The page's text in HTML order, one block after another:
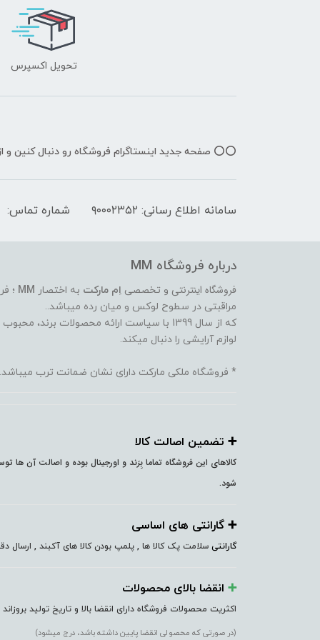
تحویل اکسپرس
⭕️⭕️ صفحه جدید اینستاگرام فروشگاه رو دنبال کنین
سامانه اطلاع رسانی: ۹۰۰۰۲۳۵۲ شماره تماس:
درباره فروشگاه MM
فروشگاه اینترنتی و تخصصی اِم مارکت به اختصار MM ؛
مراقبتی در سطوح لوکس و میان رده میباشد..
که از سال 1399 با سیاست ارائه محصولات
لوازم آرایشی را دنبال میکند.
* فروشگاه ملکی مارکت دارای نشان ضمانت ترب میباشد.
➕️ تضمین اصالت کالا
کالاهای این فروشگاه تماما بِرَند و اورجینال بوده و اصالت آن ها
شود.
➕️ گارانتی های اساسی
گارانتی سلامت پک کالا ها , پلمپ بودن کالا های آکبند ,
➕️ انقضا بالای محصولات
اکثریت محصولات فروشگاه دارای انقضا بالا و تاریخ تولید بروزاند
(در صورتی که محصولی انقضا پایین داشته باشد، درج میشود)